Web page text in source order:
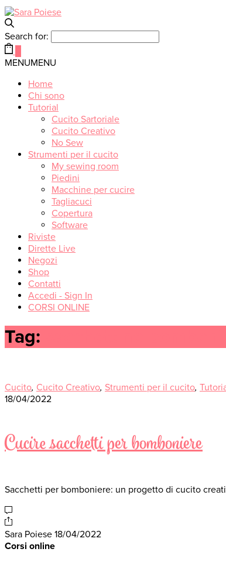
Search for:
MENUMENU
Home
Chi sono
Tutorial
Cucito Sartoriale
Cucito Creativo
No Sew
Strumenti per il cucito
My sewing room
Piedini
Macchine per cucire
Tagliacuci
Copertura
Software
Riviste
Dirette Live
Negozi
Shop
Contatti
Accedi - Sign In
CORSI ONLINE
Tag:
Cucito, Cucito Creativo, Strumenti per il cucito,
18/04/2022
Cucire sacchetti per bomboniere
Sacchetti per bomboniere: un progetto di cucito
Sara Poiese 18/04/2022
Corsi online